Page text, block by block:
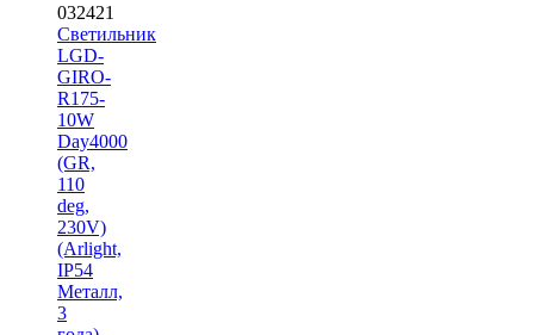
032421
Светильник
LGD-
GIRO-
R175-
10W
Day4000
(GR,
110
deg,
230V)
(Arlight,
IP54
Металл,
3